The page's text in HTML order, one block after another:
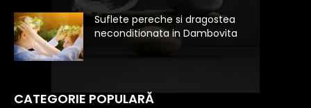
Suflete pereche si dragostea
neconditionata in Dambovita
CATEGORIE POPULARĂ